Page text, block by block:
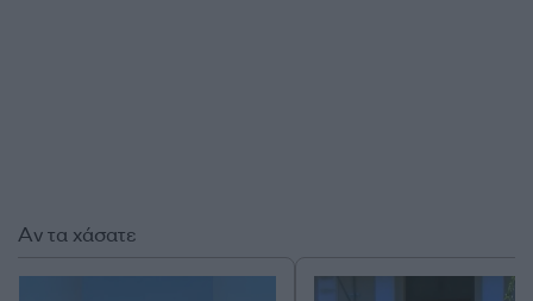
Αν τα χάσατε